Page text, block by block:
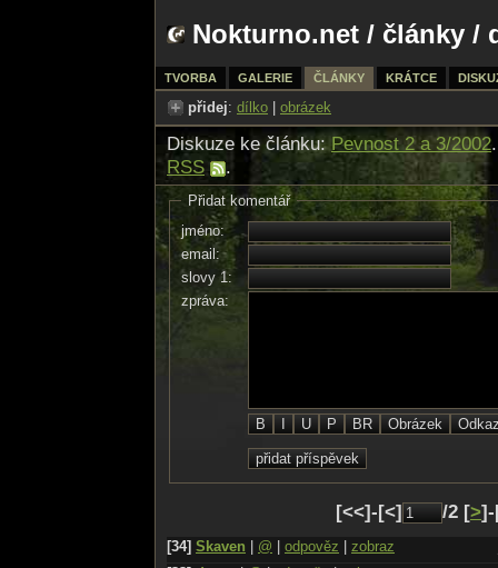
Nokturno.net / články /
TVORBA GALERIE ČLÁNKY KRÁTCE
přidej: dílko obrázek
Diskuze ke článku: Pevnost 2 a 3/2002
RSS
.
Přidat komentář
jméno:
email:
slovy 1:
zpráva:
[<<]-[<] /2 [>
[34] Skaven @ odpověz zobraz